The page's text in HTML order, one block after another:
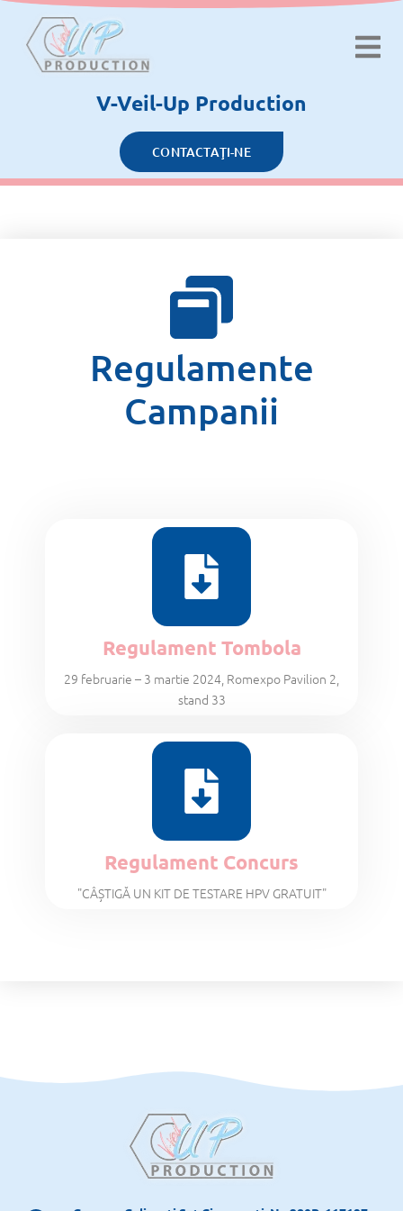
V-Veil-Up Production
CONTACTAŢI-NE
Regulamente Campanii
Regulamente
Campanii
Regulament Tombola
29 februarie – 3 martie 2024, Romexpo Pavilion 2,
stand 33
Regulament Concurs
"CÂȘTIGĂ UN KIT DE TESTARE HPV GRATUIT"